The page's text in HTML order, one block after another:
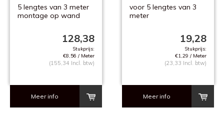
5 lengtes van 3 meter
montage op wand
128,38
Stukprijs:
€8,56 / Meter
(155,34 Incl. btw)
Meer info
voor 5 lengtes van 3
meter
19,28
Stukprijs:
€1,29 / Meter
(23,33 Incl. btw)
Meer info